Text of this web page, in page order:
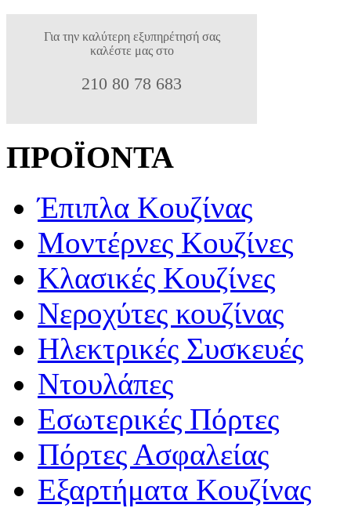
Για την καλύτερη εξυπηρέτησή σας
καλέστε μας στο
210 80 78 683
ΠΡΟΪΟΝΤΑ
Έπιπλα Κουζίνας
Μοντέρνες Κουζίνες
Κλασικές Κουζίνες
Νεροχύτες κουζίνας
Ηλεκτρικές Συσκευές
Ντουλάπες
Εσωτερικές Πόρτες
Πόρτες Ασφαλείας
Εξαρτήματα Κουζίνας